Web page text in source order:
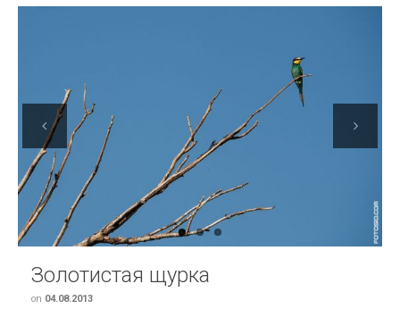
Previous
Золотистая щурка
on 04.08.2013